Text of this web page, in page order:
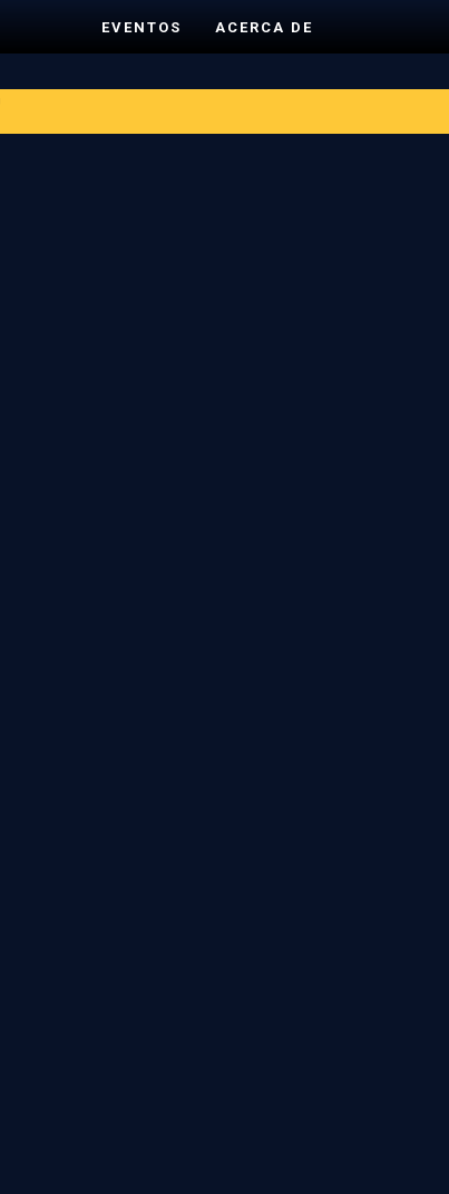
EVENTOS ACERCA DE